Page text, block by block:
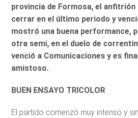
provincia de Formosa, el anfitrión
cerrar en el último periodo y
mostró una buena performance,
otra semi, en el duelo de
venció a Comunicaciones y es
amistoso.
BUEN ENSAYO TRICOLOR
El partido comenzó muy intenso y